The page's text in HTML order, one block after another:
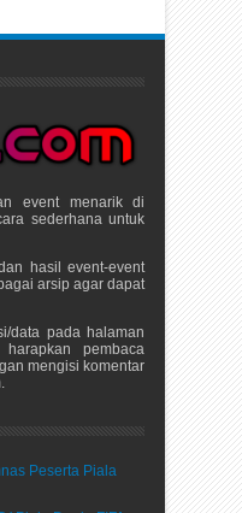
event menarik di
sederhana untuk
hasil event-event
arsip agar dapat
data pada halaman
pembaca
mengisi komentar
Peserta Piala